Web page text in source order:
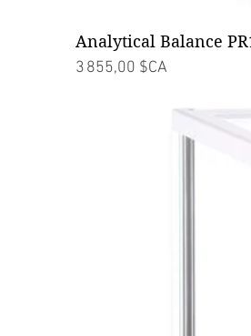
Analytical Balance
Prix
3 855,00 $CA